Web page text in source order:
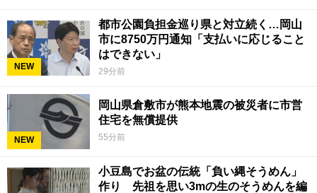
NEW
都市公園負担金巡り県と対立続く…岡山
市に8750万円通知「支払いに応じること
はできない」
29分前
NEW
岡山県倉敷市が熊本地震の被災者に市営
住宅を無償提供
55分前
小豆島でお盆の伝統「負い縄そうめん」
作り 先祖を思い3mの生のそうめんを編